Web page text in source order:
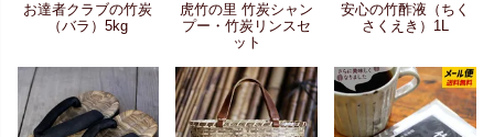
お達者クラブの竹炭
（バラ）5kg
虎竹の里 竹炭シャン
プー・竹炭リンスセ
ット
安心の竹酢液（ちく
さくえき）1L